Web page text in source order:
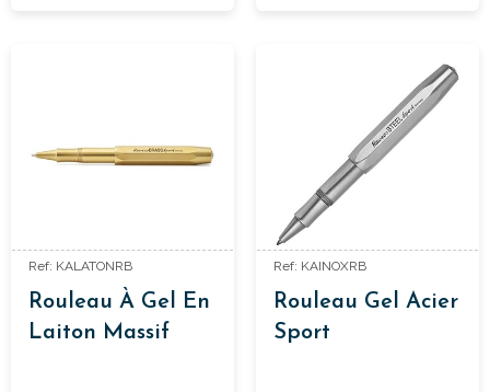
Ref: KALATONRB
Rouleau À Gel En
Laiton Massif
Ref: KAINOXRB
Rouleau Gel Acier
Sport